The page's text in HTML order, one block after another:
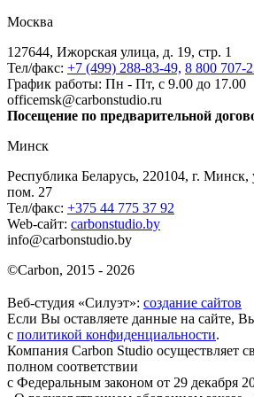
Москва
127644, Ижорская улица, д. 19, стр. 1
Тел/факс: +7 (499) 288-83-49, 8 800 707-
График работы: Пн - Пт, с 9.00 до 17.00
officemsk@carbonstudio.ru
Посещение по предварительной
Минск
Республика Беларусь, 220104, г.
пом. 27
Тел/факс: +375 44 775 37 92
Web-сайт: carbonstudio.by
info@carbonstudio.by
©Carbon, 2015 - 2026
Веб-студия «Силуэт»: создание сайтов
Если Вы оставляете данные на сайте,
с политикой конфиденциальности.
Компания Carbon Studio осуществляет
полном соответствии
с Федеральным законом от 29 декабря